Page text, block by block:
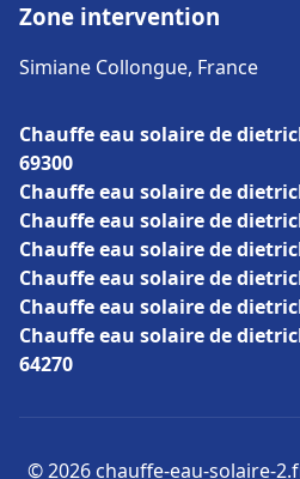
Zone intervention
Simiane Collongue, France
Chauffe eau solaire de
69300
Chauffe eau solaire de
Chauffe eau solaire de
Chauffe eau solaire de
Chauffe eau solaire de
Chauffe eau solaire de
Chauffe eau solaire de
64270
© 2026 chauffe-eau-solaire-